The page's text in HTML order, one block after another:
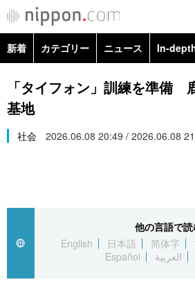
カテゴリー
経済・ビジネス
国際
トップ
アーカイブ
In-depth
Japan Data
新着 カテゴリー ニュース In-
政治・外交
経済・ビジネス
「タイフォン」訓練を準備
基地
社会 2026.06.08 20:49 / 2026.06.08
他の言語で
English
日本語 简体字
Español
العربية